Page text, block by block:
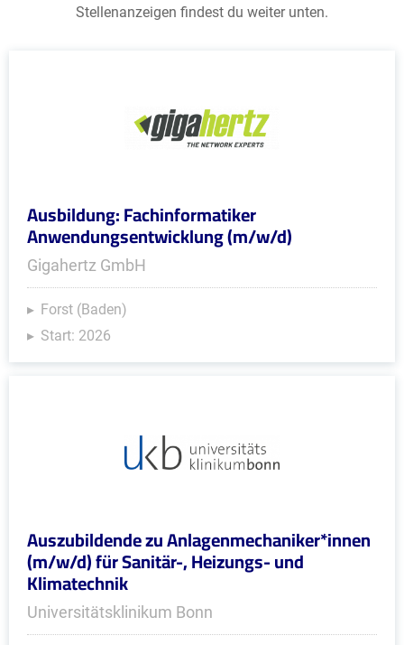
Stellenanzeigen findest du weiter unten.
Ausbildung: Fachinformatiker
Anwendungsentwicklung (m/w/d)
Gigahertz GmbH
Forst (Baden)
Start: 2026
Auszubildende zu Anlagenmechaniker*innen
(m/w/d) für Sanitär-, Heizungs- und
Klimatechnik
Universitätsklinikum Bonn